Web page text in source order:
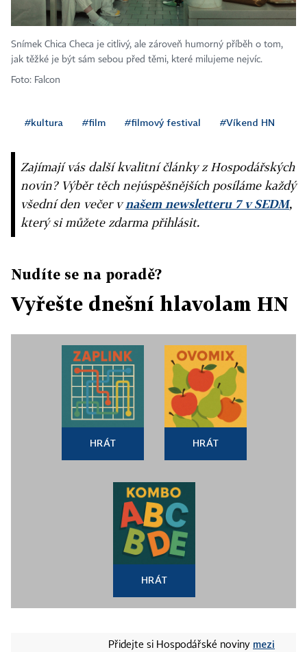
Snímek Chica Checa je citlivý, ale zároveň humorný příběh o tom,
jak těžké je být sám sebou před těmi, které milujeme nejvíc.
Foto: Falcon
#kultura #film #filmový festival #Víkend HN
Zajímají vás další kvalitní články z Hospodářských
novin? Výběr těch nejúspěšnějších posíláme každý
všední den večer vnašem newsletteru 7 v SEDM,
který si můžete zdarma přihlásit.
Nudíte se na poradě?
Vyřešte dnešní hlavolam HN
HRÁT HRÁT
HRÁT
Přidejte si Hospodářské noviny mezi